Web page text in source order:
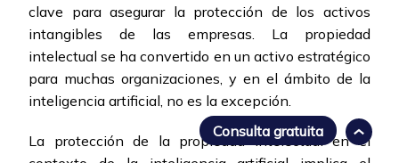
clave para asegurar la protección de los activos
intangibles de las empresas. La propiedad
intelectual se ha convertido en un activo estratégico
para muchas organizaciones, y en el ámbito de la
inteligencia artificial, no es la excepción.
La protección de la propiedad intelectual en el
Consulta gratuita